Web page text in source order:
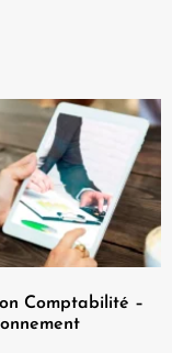
Comptabilité –